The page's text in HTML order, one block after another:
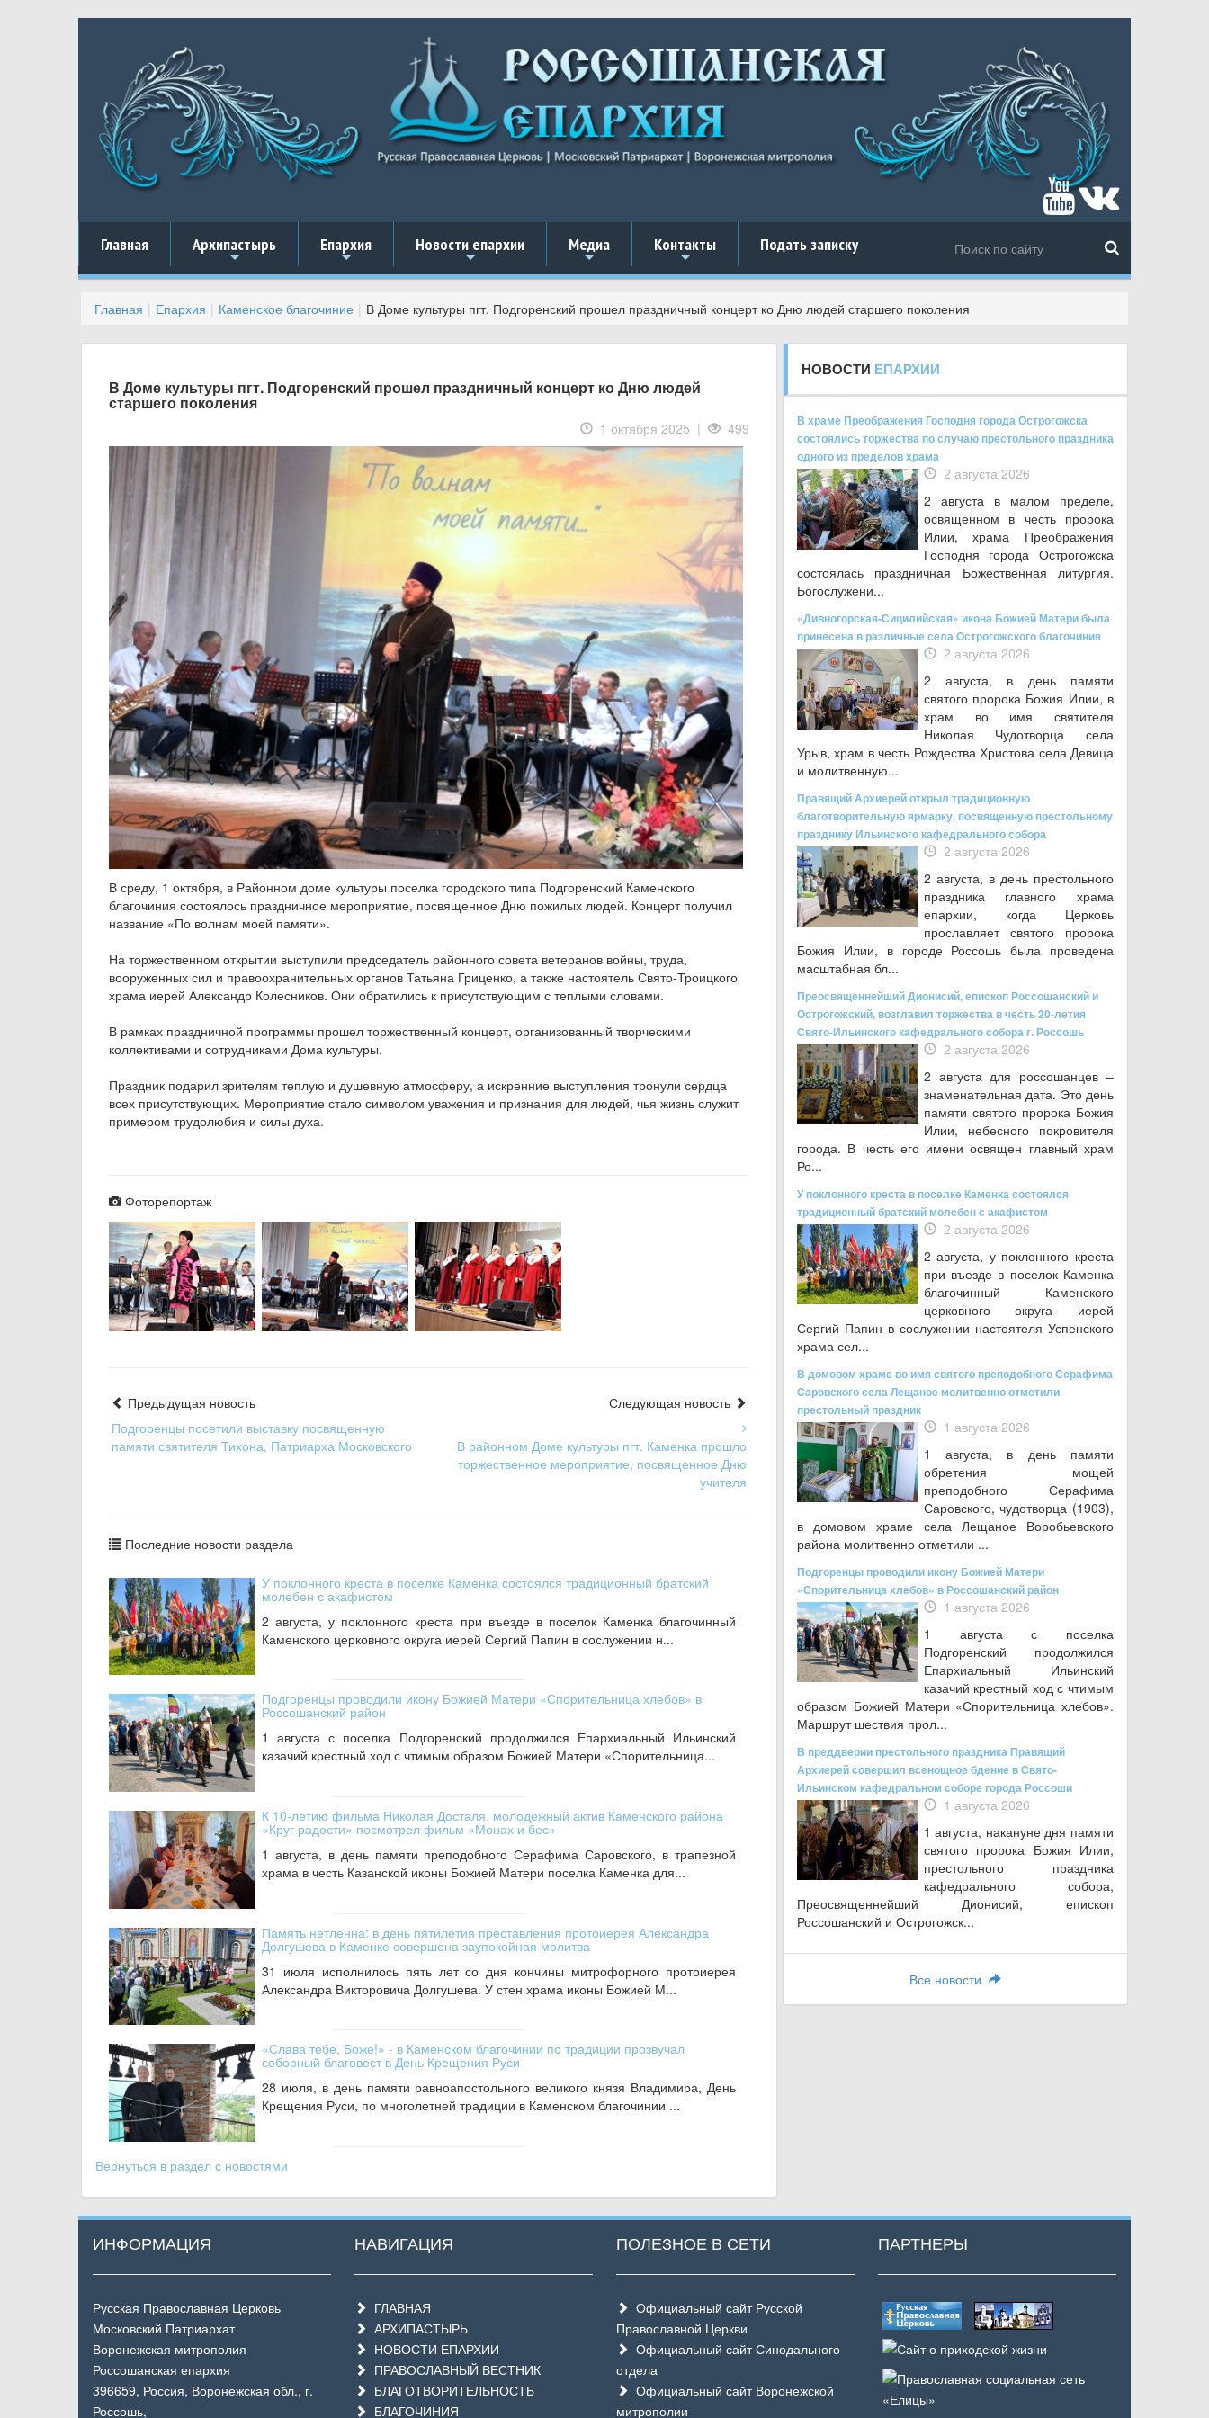
Главная
+
Архипастырь
+
Епархия
+
Новости епархии
+
Медиа
+
Контакты Подать записку
Главная Епархия Каменское благочиние В Доме культуры пгт. Подгоренский прошел праздничный концерт ко Дню людей старшего поколения
В Доме культуры пгт. Подгоренский прошел праздничный концерт ко Дню людей
старшего поколения
1 октября 2025 | 499
В среду, 1 октября, в Районном доме культуры поселка городского типа Подгоренский Каменского
благочиния состоялось праздничное мероприятие, посвященное Дню пожилых людей. Концерт получил
название «По волнам моей памяти».
На торжественном открытии выступили председатель районного совета ветеранов войны, труда,
вооруженных сил и правоохранительных органов Татьяна Гриценко, а также настоятель Свято-Троицкого
храма иерей Александр Колесников. Они обратились к присутствующим с теплыми словами.
В рамках праздничной программы прошел торжественный концерт, организованный творческими
коллективами и сотрудниками Дома культуры.
Праздник подарил зрителям теплую и душевную атмосферу, а искренние выступления тронули сердца
всех присутствующих. Мероприятие стало символом уважения и признания для людей, чья жизнь служит
примером трудолюбия и силы духа.
Фоторепортаж
Предыдущая новость
Подгоренцы посетили выставку посвященную
памяти святителя Тихона, Патриарха Московского
Следующая новость
В районном Доме культуры пгт. Каменка прошло
торжественное мероприятие, посвященное Дню
учителя
Последние новости раздела
У поклонного креста в поселке Каменка состоялся традиционный братский
молебен с акафистом
2 августа, у поклонного креста при въезде в поселок Каменка благочинный
Каменского церковного округа иерей Сергий Папин в сослужении н...
Подгоренцы проводили икону Божией Матери «Спорительница хлебов» в
Россошанский район
1 августа с поселка Подгоренский продолжился Епархиальный Ильинский
казачий крестный ход с чтимым образом Божией Матери «Спорительница...
К 10-летию фильма Николая Досталя, молодежный актив Каменского района
«Круг радости» посмотрел фильм «Монах и бес»
1 августа, в день памяти преподобного Серафима Саровского, в трапезной
храма в честь Казанской иконы Божией Матери поселка Каменка для...
Память нетленна: в день пятилетия преставления протоиерея Александра
Долгушева в Каменке совершена заупокойная молитва
31 июля исполнилось пять лет со дня кончины митрофорного протоиерея
Александра Викторовича Долгушева. У стен храма иконы Божией М...
«Слава тебе, Боже!» - в Каменском благочинии по традиции прозвучал
соборный благовест в День Крещения Руси
28 июля, в день памяти равноапостольного великого князя Владимира, День
Крещения Руси, по многолетней традиции в Каменском благочинии ...
Вернуться в раздел с новостями
НОВОСТИ ЕПАРХИИ
В храме Преображения Господня города Острогожска
состоялись торжества по случаю престольного праздника
одного из пределов храма
2 августа 2026
2 августа в малом пределе,
освященном в честь пророка
Илии, храма Преображения
Господня города Острогожска
состоялась праздничная Божественная литургия.
Богослужени...
«Дивногорская-Сицилийская» икона Божией Матери была
принесена в различные села Острогожского благочиния
2 августа 2026
2 августа, в день памяти
святого пророка Божия Илии, в
храм во имя святителя
Николая Чудотворца села
Урыв, храм в честь Рождества Христова села Девица
и молитвенную...
Правящий Архиерей открыл традиционную
благотворительную ярмарку, посвященную престольному
празднику Ильинского кафедрального собора
2 августа 2026
2 августа, в день престольного
праздника главного храма
епархии, когда Церковь
прославляет святого пророка
Божия Илии, в городе Россошь была проведена
масштабная бл...
Преосвященнейший Дионисий, епископ Россошанский и
Острогожский, возглавил торжества в честь 20-летия
Свято-Ильинского кафедрального собора г. Россошь
2 августа 2026
2 августа для россошанцев –
знаменательная дата. Это день
памяти святого пророка Божия
Илии, небесного покровителя
города. В честь его имени освящен главный храм
Ро...
У поклонного креста в поселке Каменка состоялся
традиционный братский молебен с акафистом
2 августа 2026
2 августа, у поклонного креста
при въезде в поселок Каменка
благочинный Каменского
церковного округа иерей
Сергий Папин в сослужении настоятеля Успенского
храма сел...
В домовом храме во имя святого преподобного Серафима
Саровского села Лещаное молитвенно отметили
престольный праздник
1 августа 2026
1 августа, в день памяти
обретения мощей
преподобного Серафима
Саровского, чудотворца (1903),
в домовом храме села Лещаное Воробьевского
района молитвенно отметили ...
Подгоренцы проводили икону Божией Матери
«Спорительница хлебов» в Россошанский район
1 августа 2026
1 августа с поселка
Подгоренский продолжился
Епархиальный Ильинский
казачий крестный ход с чтимым
образом Божией Матери «Спорительница хлебов».
Маршрут шествия прол...
В преддверии престольного праздника Правящий
Архиерей совершил всенощное бдение в Свято-
Ильинском кафедральном соборе города Россоши
1 августа 2026
1 августа, накануне дня памяти
святого пророка Божия Илии,
престольного праздника
кафедрального собора,
Преосвященнейший Дионисий, епископ
Россошанский и Острогожск...
Все новости
ИНФОРМАЦИЯ
Русская Православная Церковь
Московский Патриархат
Воронежская митрополия
Россошанская епархия
396659, Россия, Воронежская обл., г.
Россошь,
НАВИГАЦИЯ
ГЛАВНАЯ
АРХИПАСТЫРЬ
НОВОСТИ ЕПАРХИИ
ПРАВОСЛАВНЫЙ ВЕСТНИК
БЛАГОТВОРИТЕЛЬНОСТЬ
БЛАГОЧИНИЯ
ПОЛЕЗНОЕ В СЕТИ
Официальный сайт Русской
Православной Церкви
Официальный сайт Синодального
отдела
Официальный сайт Воронежской
митрополии
ПАРТНЕРЫ